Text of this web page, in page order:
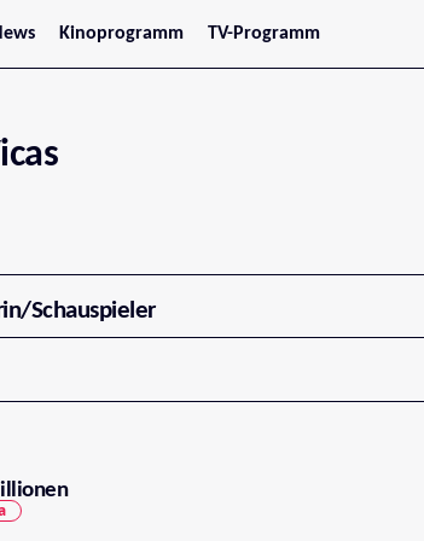
Kinoprogramm
Jetzt im Kino
Tirol
Vorarlberg
TV-Programm
Schauspieler